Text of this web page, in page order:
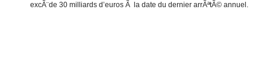
excÃ¨de 30 milliards d’euros Ã la date du dernier arrÃªtÃ© annuel.